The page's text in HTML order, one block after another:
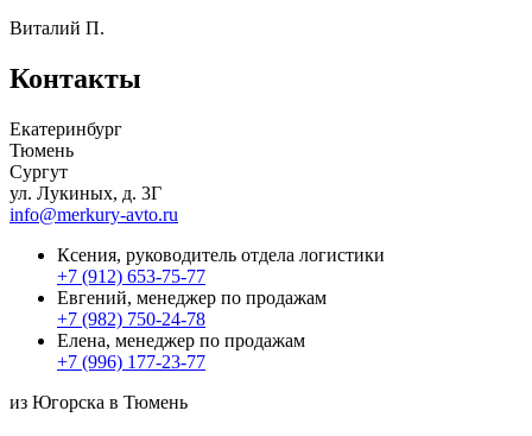
Виталий П.
Контакты
Екатеринбург
Тюмень
Сургут
ул. Лукиных, д. 3Г
info@merkury-avto.ru
Ксения, руководитель отдела логистики
+7 (912) 653-75-77
Евгений, менеджер по продажам
+7 (982) 750-24-78
Елена, менеджер по продажам
+7 (996) 177-23-77
из Югорска в Тюмень